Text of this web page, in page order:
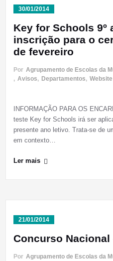
30/01/2014
Key for Schools 9º
inscrição para o
de fevereiro
Por Agrupamento de Escolas da
, Avisos, Departamentos, Website
INFORMAÇÃO PARA OS
teste Key for Schools irá ser
presente ano letivo. Trata-se de
em contexto…
Ler mais
21/01/2014
Concurso Nacional
Por Agrupamento de Escolas da